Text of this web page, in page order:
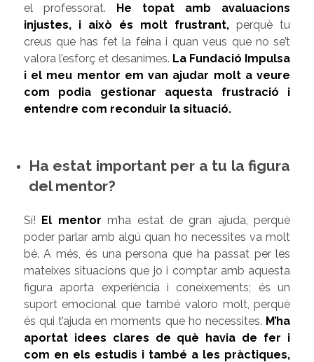
el professorat. He topat amb avaluacions
injustes, i això és molt frustrant, perquè tu
creus que has fet la feina i quan veus que no se’t
valora l’esforç et desanimes. La Fundació Impulsa
i el meu mentor em van ajudar molt a veure
com podia gestionar aquesta frustració i
entendre com reconduir la situació.
Ha estat important per a tu la figura
del mentor?
Sí! El mentor m’ha estat de gran ajuda, perquè
poder parlar amb algú quan ho necessites va molt
bé. A més, és una persona que ha passat per les
mateixes situacions que jo i comptar amb aquesta
figura aporta experiència i coneixements; és un
suport emocional que també valoro molt, perquè
és qui t’ajuda en moments que ho necessites. M’ha
aportat idees clares de què havia de fer i
com en els estudis i també a les pràctiques,